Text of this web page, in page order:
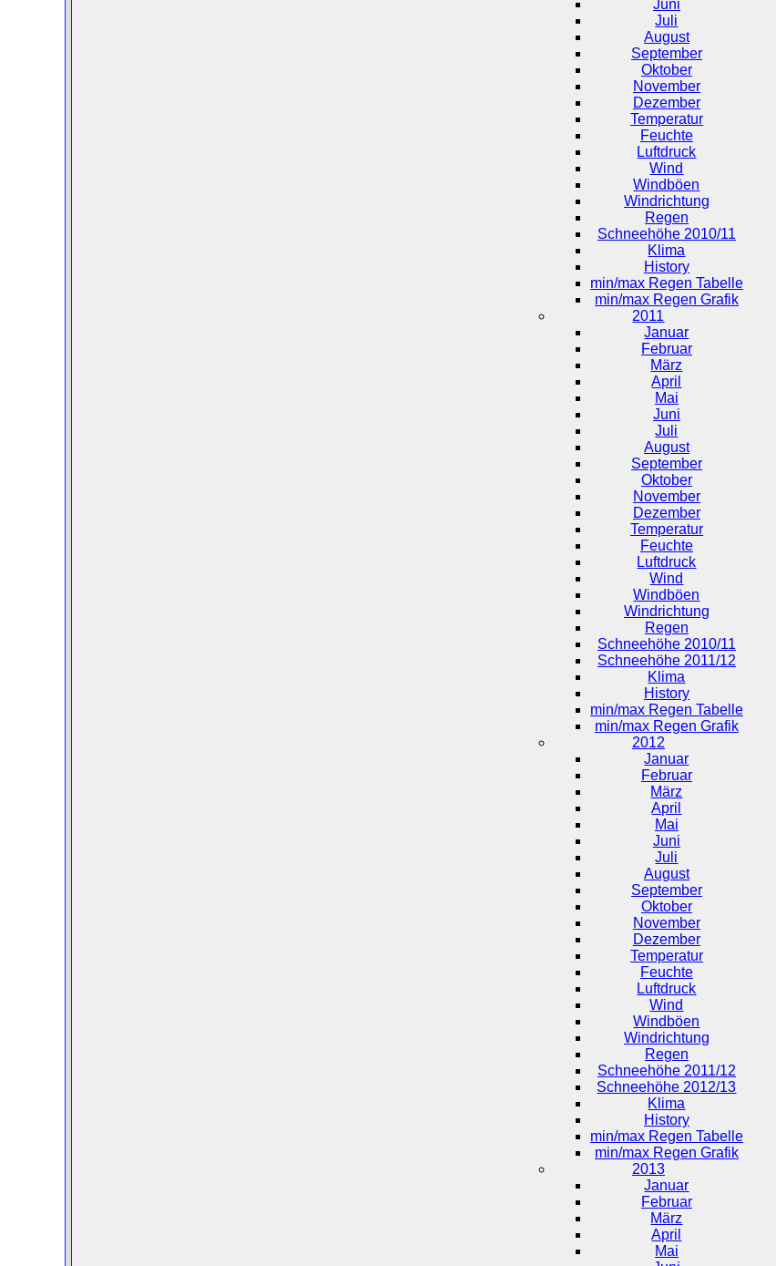
Juni
Juli
August
September
Oktober
November
Dezember
Temperatur
Feuchte
Luftdruck
Wind
Windböen
Windrichtung
Regen
Schneehöhe 2010/11
Klima
History
min/max Regen Tabelle
min/max Regen Grafik
2011
Januar
Februar
März
April
Mai
Juni
Juli
August
September
Oktober
November
Dezember
Temperatur
Feuchte
Luftdruck
Wind
Windböen
Windrichtung
Regen
Schneehöhe 2010/11
Schneehöhe 2011/12
Klima
History
min/max Regen Tabelle
min/max Regen Grafik
2012
Januar
Februar
März
April
Mai
Juni
Juli
August
September
Oktober
November
Dezember
Temperatur
Feuchte
Luftdruck
Wind
Windböen
Windrichtung
Regen
Schneehöhe 2011/12
Schneehöhe 2012/13
Klima
History
min/max Regen Tabelle
min/max Regen Grafik
2013
Januar
Februar
März
April
Mai